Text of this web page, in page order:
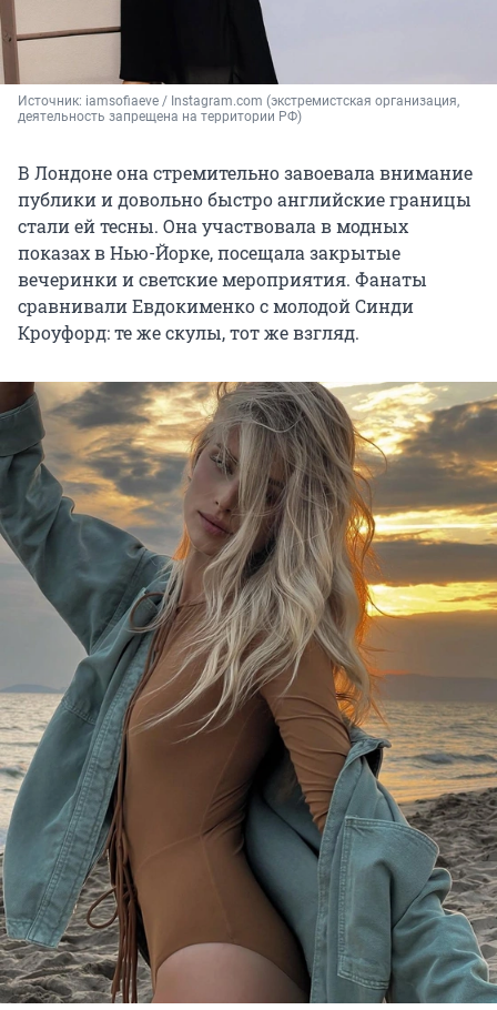
Источник: iamsofiaeve / Instagram.com (экстремистская организация,
деятельность запрещена на территории РФ)
В Лондоне она стремительно завоевала внимание
публики и довольно быстро английские границы
стали ей тесны. Она участвовала в модных
показах в Нью-Йорке, посещала закрытые
вечеринки и светские мероприятия. Фанаты
сравнивали Евдокименко с молодой Синди
Кроуфорд: те же скулы, тот же взгляд.